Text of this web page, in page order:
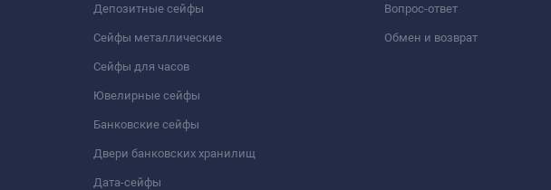
Депозитные сейфы
Сейфы металлические
Сейфы для часов
Ювелирные сейфы
Банковские сейфы
Двери банковских хранилищ
Дата-сейфы
Вопрос-ответ
Обмен и возврат